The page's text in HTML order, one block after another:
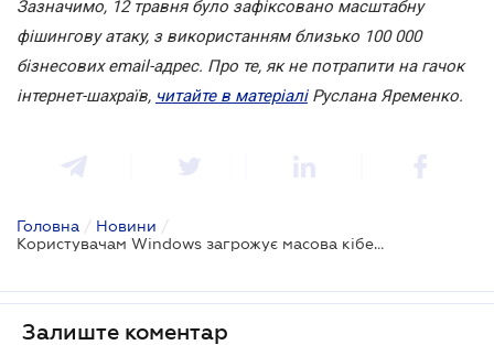
Зазначимо, 12 травня було зафіксовано масштабну
фішингову атаку, з використанням близько 100 000
бізнесових email-адрес. Про те, як не потрапити на гачок
інтернет-шахраїв, читайте в матеріаліРуслана Яременко.
Головна / Новини /
Користувачам Windows загрожує масова кібератака
Залиште коментар